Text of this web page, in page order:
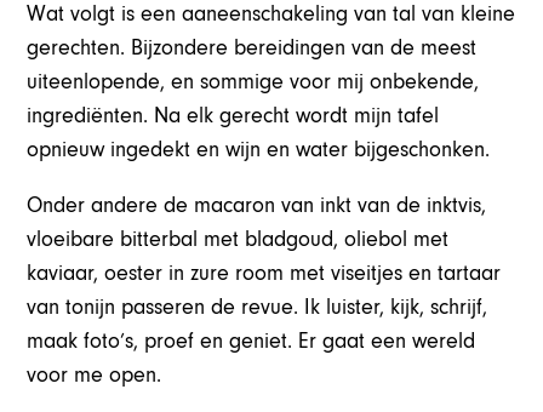
Wat volgt is een aaneenschakeling van tal van kleine
gerechten. Bijzondere bereidingen van de meest
uiteenlopende, en sommige voor mij onbekende,
ingrediënten. Na elk gerecht wordt mijn tafel
opnieuw ingedekt en wijn en water bijgeschonken.
Onder andere de macaron van inkt van de inktvis,
vloeibare bitterbal met bladgoud, oliebol met
kaviaar, oester in zure room met viseitjes en tartaar
van tonijn passeren de revue. Ik luister, kijk, schrijf,
maak foto’s, proef en geniet. Er gaat een wereld
voor me open.